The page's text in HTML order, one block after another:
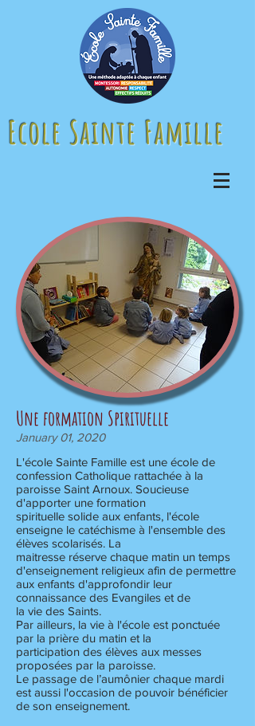
Ecole Sainte Famille
Une formation Spirituelle
January 01, 2020
L'école Sainte Famille est une école de
confession Catholique rattachée à la
paroisse Saint Arnoux. Soucieuse
d'apporter une formation
spirituelle solide aux enfants, l'école
enseigne le catéchisme à l'ensemble des
élèves scolarisés. La
maitresse réserve chaque matin un temps
d'enseignement religieux afin de permettre
aux enfants d'approfondir leur
connaissance des Evangiles et de
la vie des Saints.
Par ailleurs, la vie à l'école est ponctuée
par la prière du matin et la
participation des élèves aux messes
proposées par la paroisse.
Le passage de l’aumônier chaque mardi
est aussi l'occasion de pouvoir bénéficier
de son enseignement.